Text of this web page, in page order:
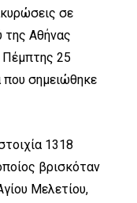
σε
της Αθήνας
Πέμπτης 25
που σημειώθηκε
1318
βρισκόταν
Μελετίου,